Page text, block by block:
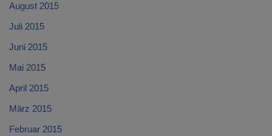
August 2015
Juli 2015
Juni 2015
Mai 2015
April 2015
März 2015
Februar 2015